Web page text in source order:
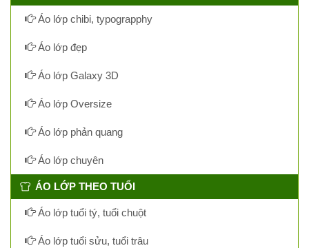
Áo lớp chibi, typograpphy
Áo lớp đẹp
Áo lớp Galaxy 3D
Áo lớp Oversize
Áo lớp phản quang
Áo lớp chuyên
ÁO LỚP THEO TUỔI
Áo lớp tuổi tý, tuổi chuột
Áo lớp tuổi sửu, tuổi trâu